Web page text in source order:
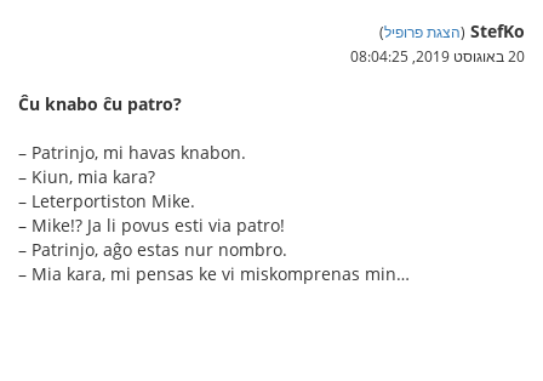
StefKo
(הצגת פרופיל)
20 באוגוסט 2019, 08:04:25
Ĉu knabo ĉu patro?
– Patrinjo, mi havas knabon.
– Kiun, mia kara?
– Leterportiston Mike.
– Mike!? Ja li povus esti via patro!
– Patrinjo, aĝo estas nur nombro.
– Mia kara, mi pensas ke vi miskomprenas min…